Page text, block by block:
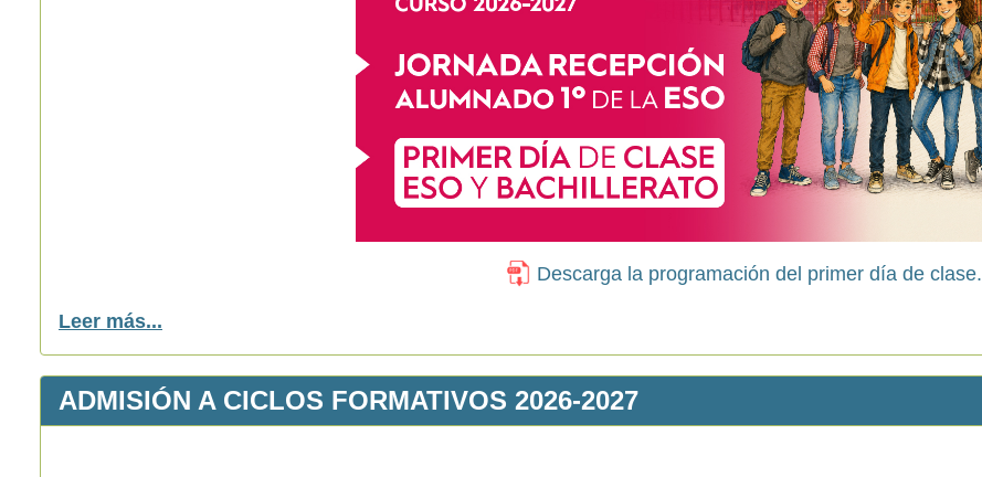
Descarga la programación del primer día de clase.
Leer más...
ADMISIÓN A CICLOS FORMATIVOS 2026-2027